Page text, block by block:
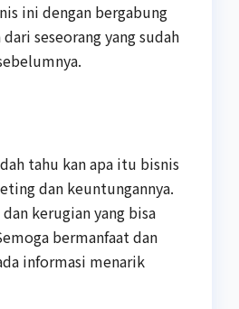
ini dengan bergabung
seseorang yang sudah
tahu kan apa itu bisnis
dan keuntungannya.
kerugian yang bisa
bermanfaat dan
informasi menarik